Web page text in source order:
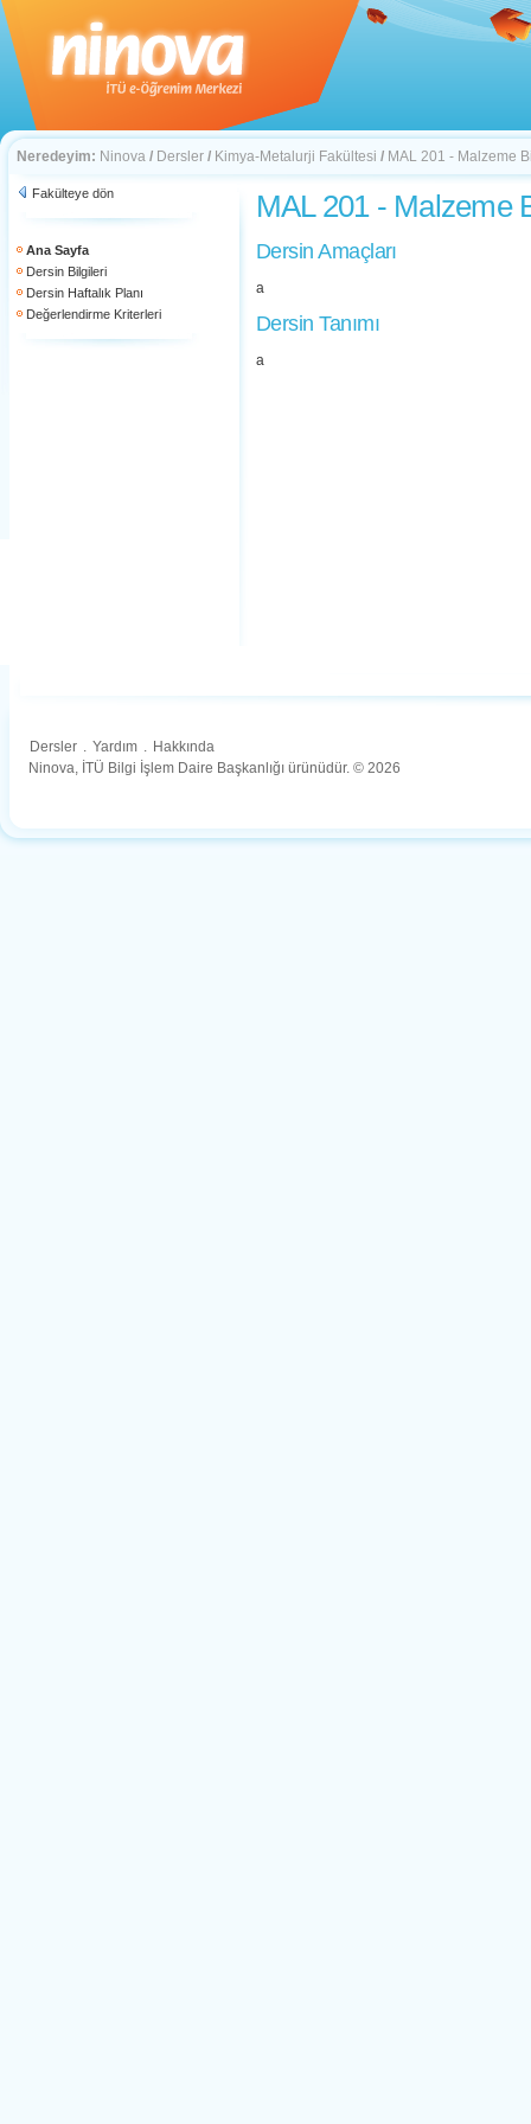
Neredeyim: Ninova / Dersler / Kimya-Metalurji Fakültesi / MAL 201 - Malzeme
Fakülteye dön
Ana Sayfa
Dersin Bilgileri
Dersin Haftalık Planı
Değerlendirme Kriterleri
MAL 201 - Malzeme
Dersin Amaçları
a
Dersin Tanımı
a
Dersler . Yardım . Hakkında
Ninova, İTÜ Bilgi İşlem Daire Başkanlığı ürünüdür. © 2026